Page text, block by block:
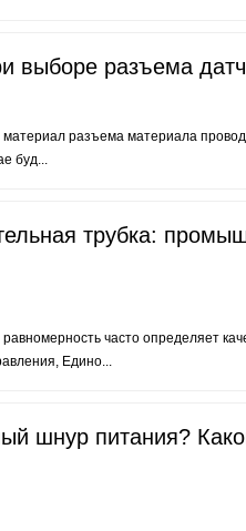
выборе разъема
разъема материала
буд...
трубка:
часто определяет
Едино...
шнур питания?